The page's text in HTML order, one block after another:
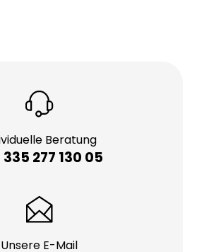
Beratung
335 277 130 05